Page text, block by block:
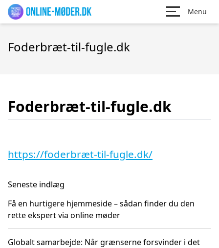
Menu
Foderbræt-til-fugle.dk
Foderbræt-til-fugle.dk
https://foderbræt-til-fugle.dk/
Seneste indlæg
Få en hurtigere hjemmeside – sådan finder du den
rette ekspert via online møder
Globalt samarbejde: Når grænserne forsvinder i det